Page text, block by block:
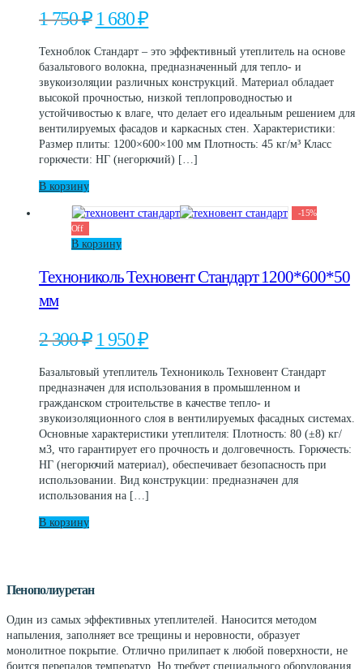
1 750₽ Первоначальная
цена
1
750 ₽.
1 680₽Текущая
цена:
680 ₽.
Техноблок Стандарт – это эффективный утеплитель на основе
базальтового волокна, предназначенный для тепло- и
звукоизоляции различных конструкций. Материал обладает
высокой прочностью, низкой теплопроводностью и
устойчивостью к влаге, что делает его идеальным решением для
вентилируемых фасадов и каркасных стен. Характеристики:
Размер плиты: 1200×600×100 мм Плотность: 45 кг/м³ Класс
горючести: НГ (негорючий) […]
В корзину
-15%
Off
В корзину
Технониколь Техновент Стандарт 1200*600*50
мм
2 300₽ Первоначальная
цена
2
300 ₽.
1 950₽Текущая
цена:
950 ₽.
Базальтовый утеплитель Технониколь Техновент Стандарт
предназначен для использования в промышленном и
гражданском строительстве в качестве тепло- и
звукоизоляционного слоя в вентилируемых фасадных системах.
Основные характеристики утеплителя: Плотность: 80 (±8) кг/
м3, что гарантирует его прочность и долговечность. Горючесть:
НГ (негорючий материал), обеспечивает безопасность при
использовании. Вид конструкции: предназначен для
использования на […]
В корзину
Пенополиуретан
Один из самых эффективных утеплителей. Наносится методом
напыления, заполняет все трещины и неровности, образует
монолитное покрытие. Отлично прилипает к любой поверхности, не
боится перепадов температур. Но требует специального оборудования,